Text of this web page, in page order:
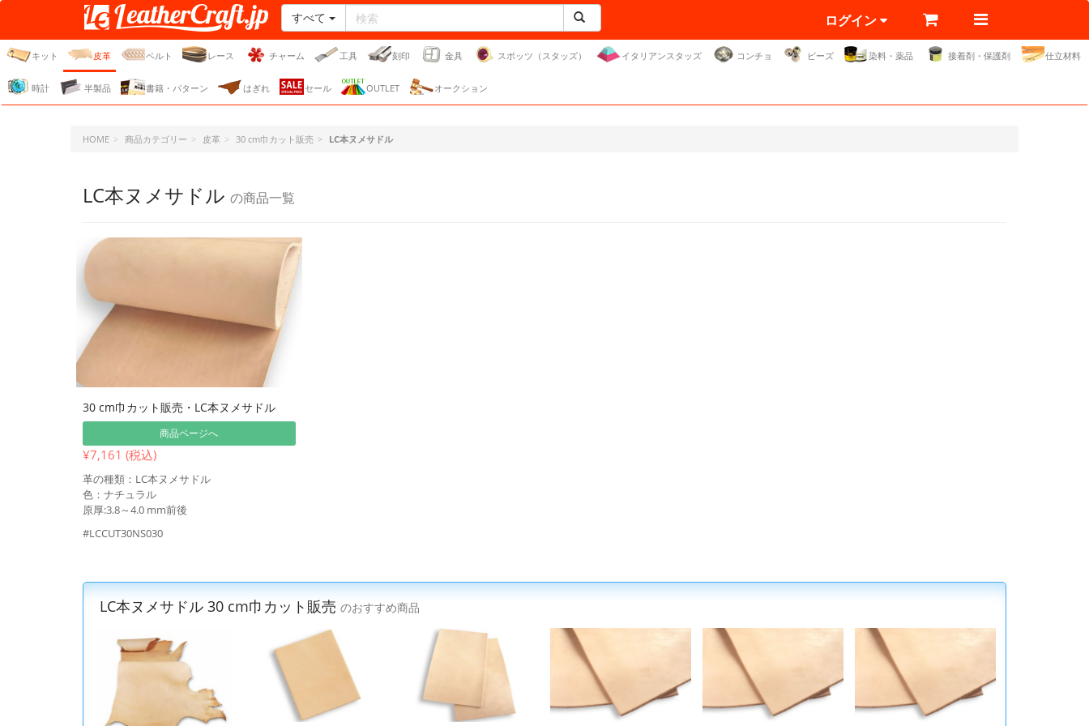
レザークラフト・ドット・
ジェーピー
すべて ログイン
キット 皮革 ベルト レース チャーム 工具 刻印 金具 スポッツ（スタッズ） イタリアンスタッズ コンチョ ビーズ 染料・薬品 接着剤・保護剤 仕立材料
時計 半製品 書籍・パターン はぎれ セール OUTLET オークション
HOME 商品カテゴリー 皮革 30 cm巾カット販売 LC本ヌメサドル
LC本ヌメサドル の商品一覧
30 cm巾カット販売・LC本ヌメサドル
商品ページへ
¥7,161 (税込)
革の種類：LC本ヌメサドル
色：ナチュラル
原厚:3.8～4.0 mm前後
#LCCUT30NS030
LC本ヌメサドル 30 cm巾カット販売 のおすすめ商品